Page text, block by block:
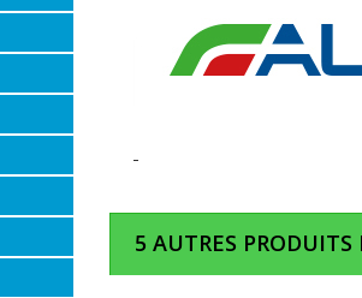
5 AUTRES